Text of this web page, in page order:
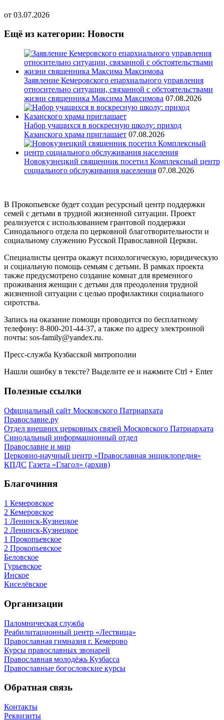
от 03.07.2026
Ещё из категории: Новости
Заявление Кемеровского епархиального управления
относительно ситуации, связанной с обстоятельствами
жизни священника Максима Максимова 07.08.2026
Набор учащихся в воскресную школу: приход
Казанского храма приглашает 07.08.2026
Новокузнецкий священник посетил Комплексный центр
социального обслуживания населения 07.08.2026
В Прокопьевске будет создан ресурсный центр поддержки
семей с детьми в трудной жизненной ситуации. Проект
реализуется с использованием грантовой поддержки
Синодального отдела по церковной благотворительности и
социальному служению Русской Православной Церкви.
Специалисты центра окажут психологическую, юридическую
и социальную помощь семьям с детьми. В рамках проекта
также предусмотрено создание комнат для временного
проживания женщин с детьми для преодоления трудной
жизненной ситуации с целью профилактики социального
сиротства.
Запись на оказание помощи проводится по бесплатному
телефону: 8-800-201-44-37, а также по адресу электронной
почты: sos-family@yandex.ru.
Пресс-служба Кузбасской митрополии
Нашли ошибку в тексте? Выделите ее и нажмите Ctrl + Enter
Полезные ссылки
Официальный сайт Московского Патриархата
Православие.ру
Отдел внешних церковных связей Московского Патриархата
Синодальный информационный отдел
Православие и мир
Церковно-научный центр «Православная энциклопедия»
КПДС Газета «Глагол» (архив)
Благочиния
1 Кемеровское
2 Кемеровское
1 Ленинск-Кузнецкое
2 Ленинск-Кузнецкое
1 Прокопьевское
2 Прокопьевское
Беловское
Гурьевское
Инское
Киселёвское
Организации
Паломническая служба
Реабилитационный центр «Лествица»
Православная гимназия г. Кемерово
Курсы православных звонарей
Православная молодёжь Кузбасса
Православные богословские курсы
Обратная связь
Контакты
Реквизиты